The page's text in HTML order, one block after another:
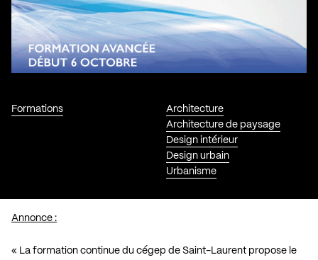
Formations
Architecture
Architecture de paysage
Design intérieur
Design urbain
Urbanisme
Annonce :
« La formation continue du cégep de Saint-Laurent propose le